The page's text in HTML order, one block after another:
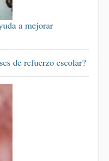
a mejorar
de refuerzo escolar?